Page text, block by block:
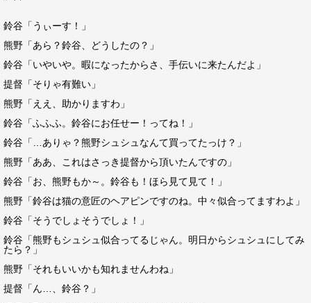
鈴谷「うぃーす！」
熊野「あら？鈴谷、どうしたの？」
鈴谷「いやいや。暇になったからさ、手伝いに来たんだよ」
提督「そりゃ有難い」
熊野「ええ、助かりますわ」
鈴谷「ふふふ。鈴谷にお任せー！ってね！」
鈴谷「…ありゃ？熊野シュシュなんて買ってたっけ？」
熊野「ああ、これはさっき提督から頂いたんですの」
鈴谷「お、熊野もか～。鈴谷も！ほら見て見て！」
熊野「鈴谷は猫の意匠のヘアピンですのね。中々似合ってますわよ」
鈴谷「そうでしょそうでしょ！」
鈴谷「熊野もシュシュ似合ってるじゃん。明日からシュシュにしてみ
たら？」
熊野「それもいいかも知れませんわね」
提督「ん…、鈴谷？」